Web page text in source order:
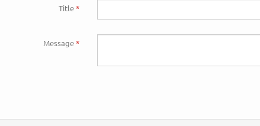
Title
Message